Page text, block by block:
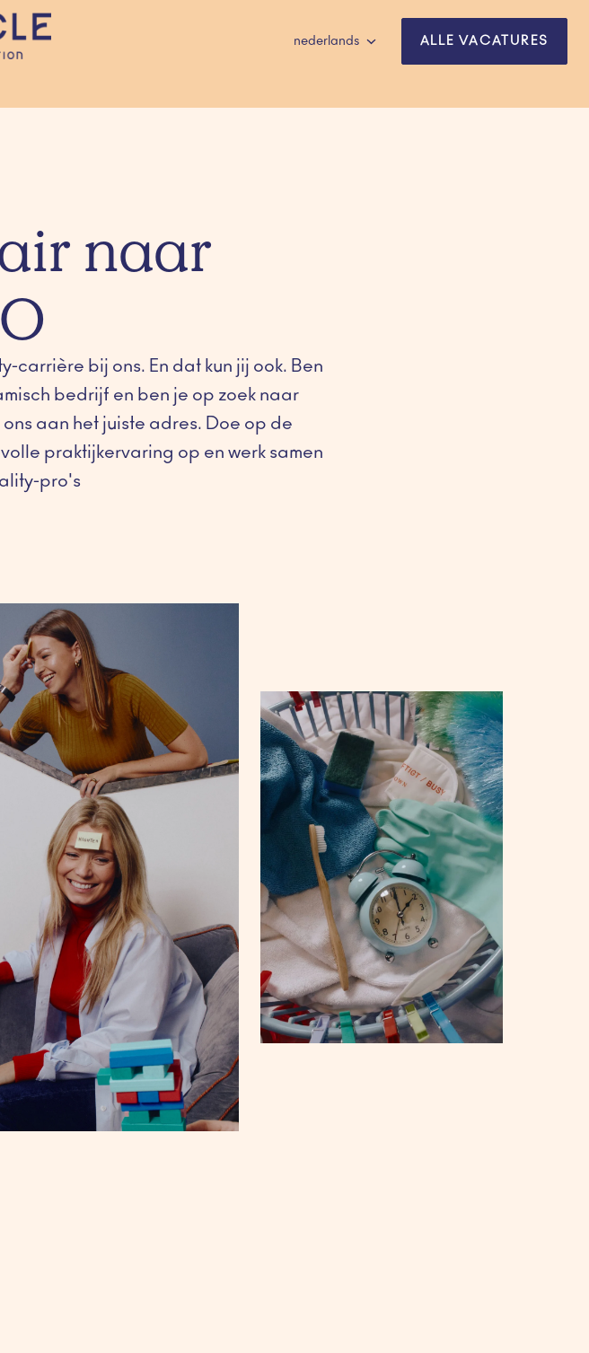
nederlands ALLE VACATURES
naar
carrière bij ons. En dat kun jij ook. Ben
bedrijf en ben je op zoek naar
aan het juiste adres. Doe op de
praktijkervaring op en werk samen
pro's